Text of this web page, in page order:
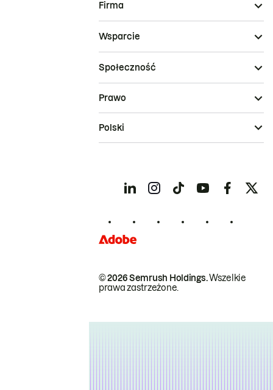
Firma
Wsparcie
Społeczność
© 2026 Semrush Holdings.Wszelkie
prawa zastrzeżone.
Prawo
Polski